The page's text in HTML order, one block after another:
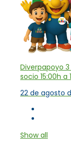
Diverpapoyo 3
socio 15:00h a
22 de agosto
Show all